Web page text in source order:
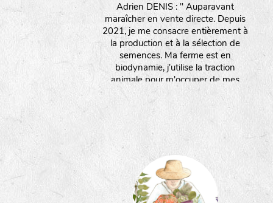
Adrien DENIS : " Auparavant
maraîcher en vente directe. Depuis
2021, je me consacre entièrement à
la production et à la sélection de
semences. Ma ferme est en
biodynamie, j'utilise la traction
animale pour m'occuper de mes
5000m² de jardins bocagers situés
en Creuse. Sur ma ferme, la
ressource en eau est limitée.Ce qui
m'oblige à réfléchir à des stratégies
d'économies d'eau,mais surtout à
adapter mes plantes au stress
hydrique."